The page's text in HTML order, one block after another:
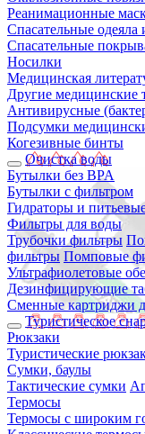
Реанимационные
Спасательные одеяла
Спасательные
Носилки
Медицинская
Другие медицинские
Антивирусные
Подсумки
Когезивные бинты
Очистка воды
Бутылки без BPA
Бутылки с фильтром
Гидраторы и
Фильтры для воды
Трубочки фильтры
фильтры Помповые
Ультрафиолетовые
Дезинфицирующие
Сменные картриджи
Туристическое
Рюкзаки
Туристические
Сумки, баулы
Тактические сумки
Термосы
Термосы с широким